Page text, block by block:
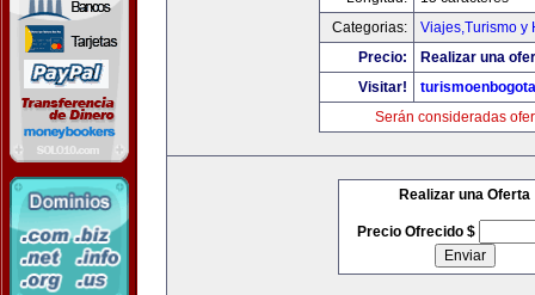
Categorias:
Viajes,Turismo y
Precio:
Realizar una
Visitar!
Serán consideradas
Realizar una Oferta
Precio Ofrecido $